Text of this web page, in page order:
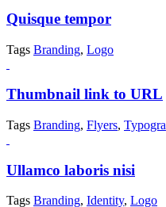
Quisque tempor
Tags Branding, Logo
Thumbnail link to URL
Tags Branding, Flyers,
Ullamco laboris nisi
Tags Branding, Identity, Logo